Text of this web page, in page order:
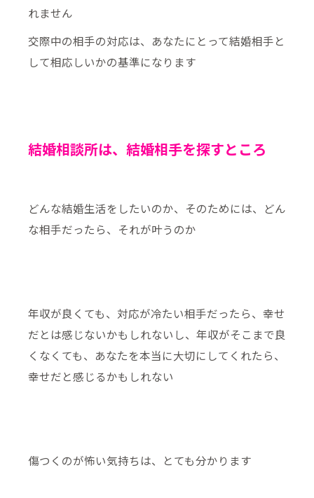
れません
交際中の相手の対応は、あなたにとって結婚相手と
して相応しいかの基準になります
結婚相談所は、結婚相手を探すところ
どんな結婚生活をしたいのか、そのためには、どん
な相手だったら、それが叶うのか
年収が良くても、対応が冷たい相手だったら、幸せ
だとは感じないかもしれないし、年収がそこまで良
くなくても、あなたを本当に大切にしてくれたら、
幸せだと感じるかもしれない
傷つくのが怖い気持ちは、とても分かります